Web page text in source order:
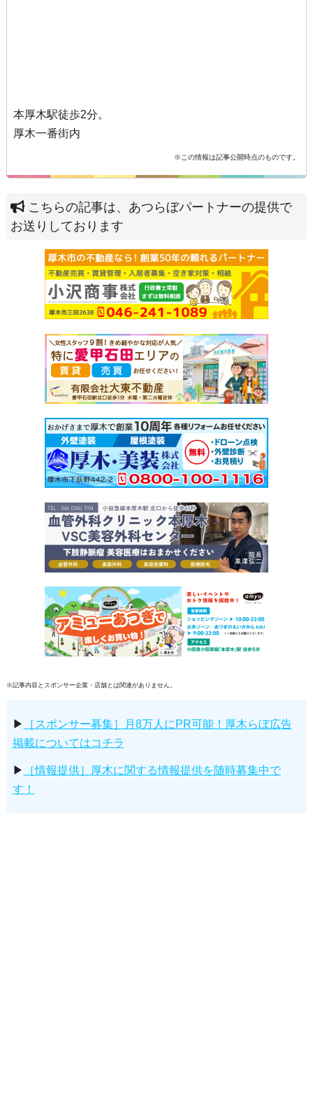
本厚木駅徒歩2分。
厚木一番街内
※この情報は記事公開時点のものです。
こちらの記事は、あつらぼパートナーの提供で
お送りしております
※記事内容とスポンサー企業・店舗とは関連がありません。
▶
［スポンサー募集］月8万人にPR可能！厚木らぼ広告
掲載についてはコチラ
▶
［情報提供］厚木に関する情報提供を随時募集中で
す！